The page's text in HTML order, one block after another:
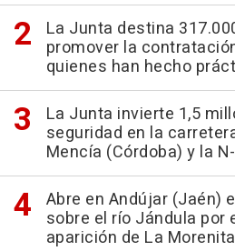
La Junta destina
promover la
quienes han hecho
La Junta invierte 1,5
seguridad en la
Mencía (Córdoba) y la
Abre en Andújar (Jaén)
sobre el río Jándula por
aparición de La Morenita